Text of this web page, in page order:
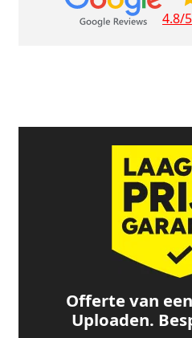
4.8/5
Offerte van
Uploaden.